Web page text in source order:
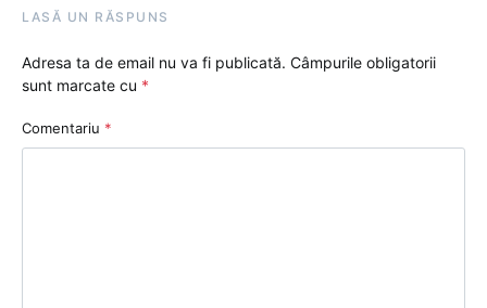
LASĂ UN RĂSPUNS
Adresa ta de email nu va fi publicată. Câmpurile obligatorii
sunt marcate cu *
Comentariu *